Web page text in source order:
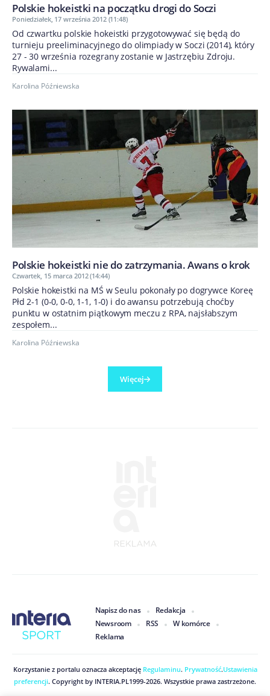
Polskie hokeistki na początku drogi do Soczi
Poniedziałek, 17 września 2012 (11:48)
Od czwartku polskie hokeistki przygotowywać się będą do
turnieju preeliminacyjnego do olimpiady w Soczi (2014), który
27 - 30 września rozegrany zostanie w Jastrzębiu Zdroju.
Rywalami...
Karolina Późniewska
Polskie hokeistki nie do zatrzymania. Awans o krok
Czwartek, 15 marca 2012 (14:44)
Polskie hokeistki na MŚ w Seulu pokonały po dogrywce Koreę
Płd 2-1 (0-0, 0-0, 1-1, 1-0) i do awansu potrzebują choćby
punktu w ostatnim piątkowym meczu z RPA, najsłabszym
zespołem...
Karolina Późniewska
Więcej
Napisz do nas
Redakcja
Newsroom
RSS
W komórce
Reklama
Korzystanie z portalu oznacza akceptacjęRegulaminu.Prywatność.Ustawienia
preferencji. Copyright by INTERIA.PL1999-2026. Wszystkie prawa zastrzeżone.